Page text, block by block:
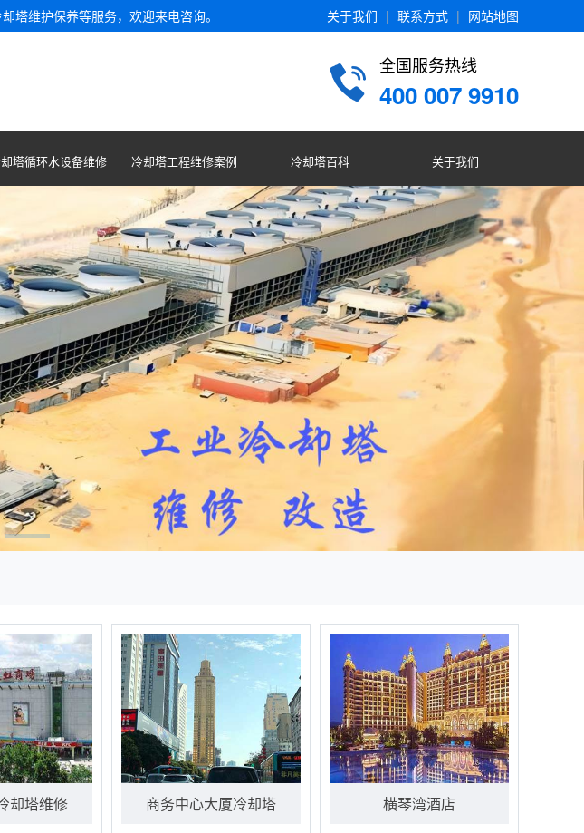
关于我们 | 联系方式 | 网站地图
塔维护保养等服务，欢迎来电咨询。
全国服务热线
400 007 9910
塔循环水设备维修 冷却塔工程维修案例 冷却塔百科 关于我们
却塔维修 商务中心大厦冷却塔 横琴湾酒店